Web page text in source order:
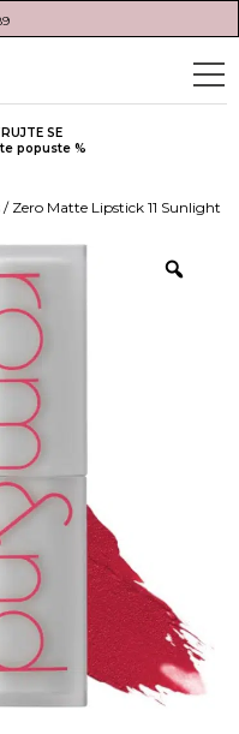
SE
popuste %
/ Zero Matte Lipstick 11 Sunlight